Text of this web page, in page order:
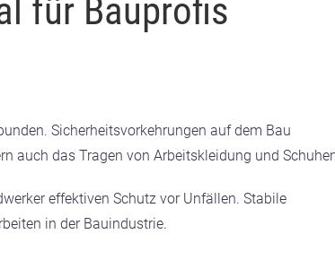
für Bauprofis
Sicherheitsvorkehrungen auf dem Bau
auch das Tragen von Arbeitskleidung und
effektiven Schutz vor Unfällen. Stabile
in der Bauindustrie.